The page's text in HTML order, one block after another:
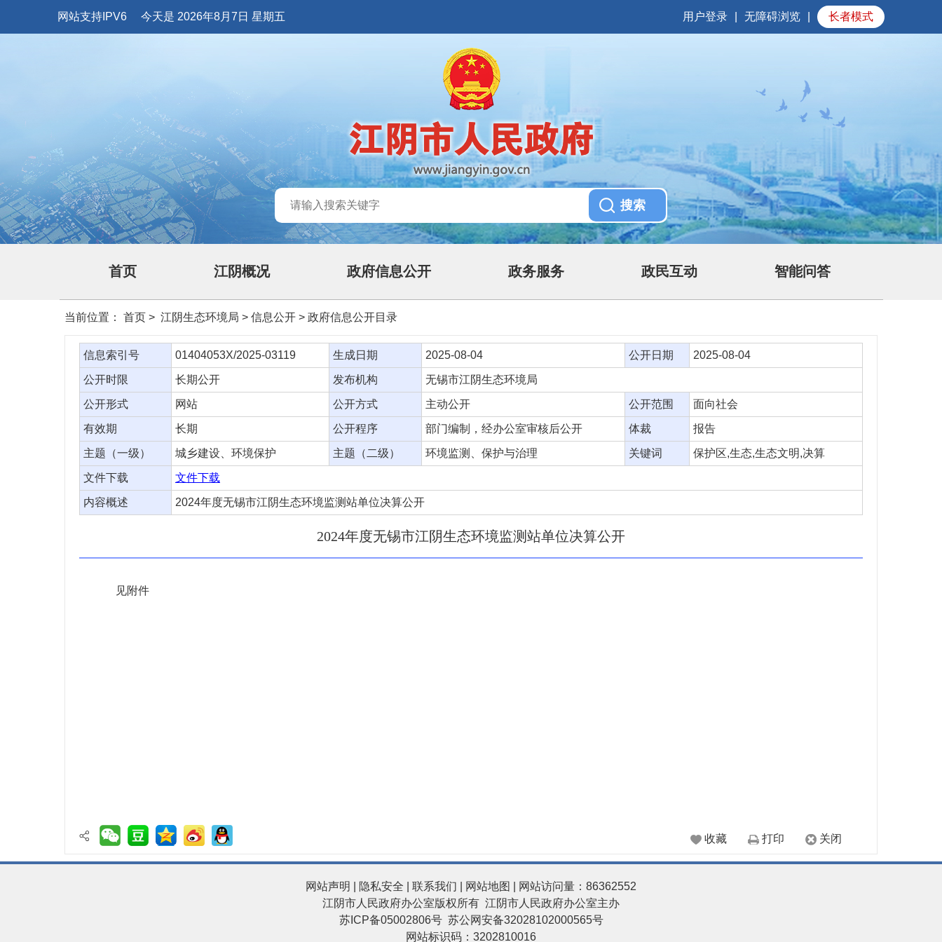
网站支持IPV6 今天是 2026年8月7日 星期五 用户登录 无障碍浏览 长者模式
首页 江阴概况 政府信息公开 政务服务 政民互动 智能问答
当前位置： 首页 > 江阴生态环境局 > 信息公开 > 政府信息公开目录
信息索引号 01404053X/2025-03119 生成日期 2025-08-04 公开日期 2025-08-04
公开时限 长期公开 发布机构 无锡市江阴生态环境局
公开形式 网站 公开方式 主动公开 公开范围 面向社会
有效期 长期 公开程序 部门编制，经办公室审核后公开 体裁 报告
主题（一级） 城乡建设、环境保护 主题（二级） 环境监测、保护与治理 关键词 保护区,生态,生态文明,决算
文件下载 文件下载
内容概述 2024年度无锡市江阴生态环境监测站单位决算公开
2024年度无锡市江阴生态环境监测站单位决算公开
见附件
收藏 打印 关闭
网站声明 隐私安全 联系我们 网站地图
| 网站访问量：86362552
江阴市人民政府办公室版权所有 江阴市人民政府办公室主办
苏ICP备05002806号 苏公网安备32028102000565号
网站标识码：3202810016